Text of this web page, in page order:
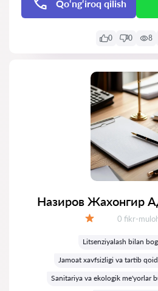
Qo‘ng‘iroq qilish
0 0 8
Назиров Жахонгир
Fikrlar:
0 fikr-
Litsenziyalash bilan
Jamoat xavfsizligi va tartib
Sanitariya va ekologik me'yorlar